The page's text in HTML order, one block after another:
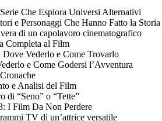
Che Esplora Universi Alternativi
e Personaggi Che Hanno Fatto la Storia
di un capolavoro cinematografico
Completa al Film
Vederlo e Come Trovarlo
e Come Godersi l’Avventura
e Analisi del Film
di “Seno” o “Tette”
I Film Da Non Perdere
TV di un’attrice versatile